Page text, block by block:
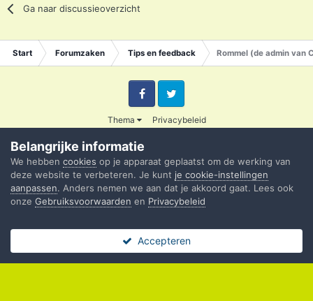
Ga naar discussieoverzicht
Start Forumzaken Tips en feedback Rommel (de admin van
Thema Privacybeleid
FacebookTwitter
Powered by Invision Community
Belangrijke informatie
We hebben cookies op je apparaat geplaatst om de werking van
deze website te verbeteren. Je kunt je cookie-instellingen
aanpassen. Anders nemen we aan dat je akkoord gaat. Lees ook
onze Gebruiksvoorwaarden en Privacybeleid
Accepteren